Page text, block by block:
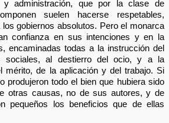
y administración, que por la clase de
suelen hacerse respetables,
gobiernos absolutos. Pero el monarca
confianza en sus intenciones y en la
encaminadas todas a la instrucción del
sociales, al destierro del ocio, y a la
mérito, de la aplicación y del trabajo. Si
produjeron todo el bien que hubiera sido
otras causas, no de sus autores, y de
pequeños los beneficios que de ellas